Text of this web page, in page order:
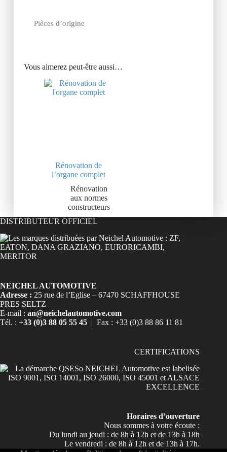
Pièces d’origine
Vous aimerez peut-être aussi…
Rénovation de
l’organe complet
Rénovation
aux normes
constructeurs
DISTRIBUTEUR OFFICIEL
NEICHEL AUTOMOTIVE
Adresse : 25 rue de l’Eglise – 67470 SCHAFFHOUSE
PRES SELTZ
E-mail : an@neichelautomotive.com
Tél. : +33 (0)3 88 05 55 45 | Fax : +33 (0)3 88 86 11 81
CERTIFICATIONS
Horaires d’ouverture
Nous sommes à votre écoute :
Du lundi au jeudi : de 8h à 12h et de 13h à 18h
Le vendredi : de 8h à 12h et de 13h à 17h.